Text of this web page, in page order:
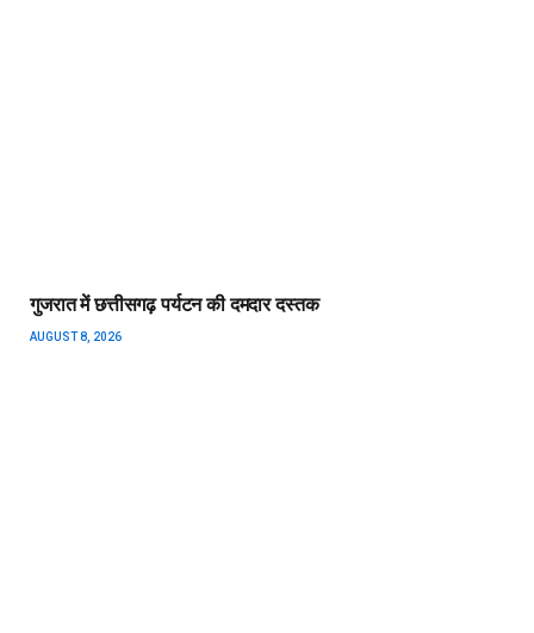
गुजरात में छत्तीसगढ़ पर्यटन की दमदार दस्तक
AUGUST 8, 2026